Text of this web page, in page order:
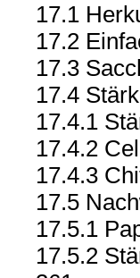
17.1
17.2
17.3
17.4
17.4.1
17.4.2
17.4.3
17.5
17.5.1
17.5.2